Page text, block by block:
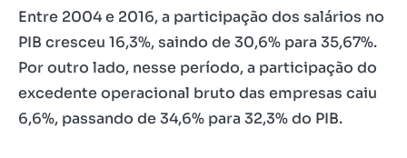
Entre 2004 e 2016, a participação dos salários no
PIB cresceu 16,3%, saindo de 30,6% para 35,67%.
Por outro lado, nesse período, a participação do
excedente operacional bruto das empresas caiu
6,6%, passando de 34,6% para 32,3% do PIB.